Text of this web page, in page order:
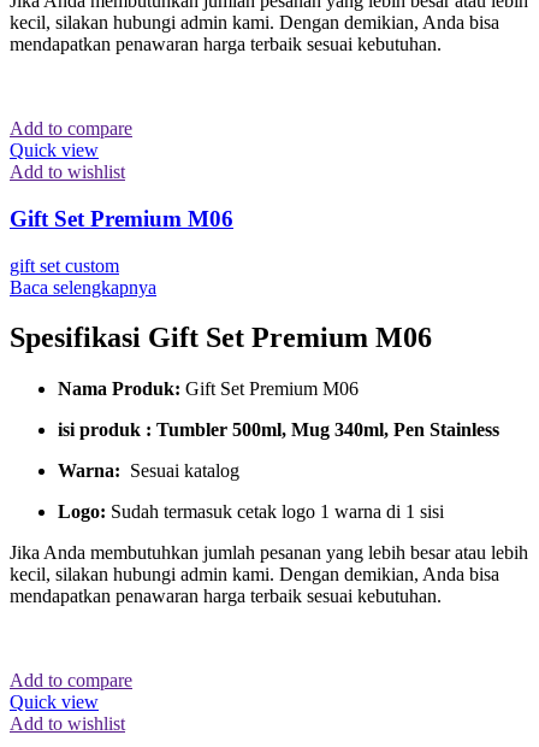
kecil, silakan hubungi admin kami. Dengan demikian, Anda bisa
mendapatkan penawaran harga terbaik sesuai kebutuhan.
Add to compare
Quick view
Add to wishlist
Gift Set Premium M06
gift set custom
Baca selengkapnya
Spesifikasi Gift Set Premium M06
Nama Produk: Gift Set Premium M06
isi produk : Tumbler 500ml, Mug 340ml, Pen Stainless
Warna: Sesuai katalog
Logo: Sudah termasuk cetak logo 1 warna di 1 sisi
Jika Anda membutuhkan jumlah pesanan yang lebih besar atau lebih
kecil, silakan hubungi admin kami. Dengan demikian, Anda bisa
mendapatkan penawaran harga terbaik sesuai kebutuhan.
Add to compare
Quick view
Add to wishlist